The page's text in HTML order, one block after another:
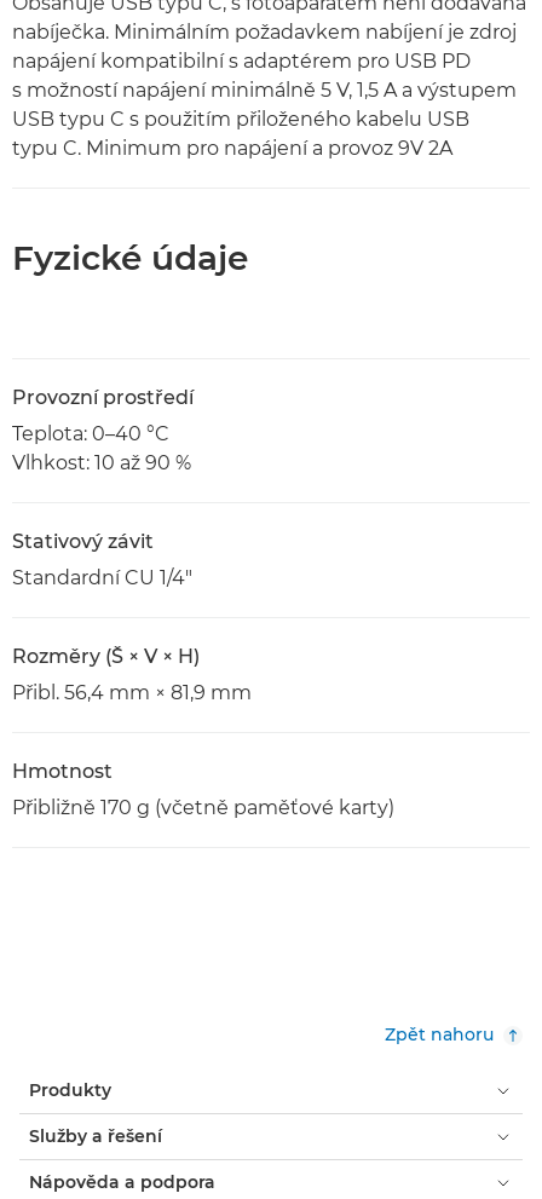
nabíječka. Minimálním požadavkem nabíjení je zdroj
napájení kompatibilní s adaptérem pro USB PD
s možností napájení minimálně 5 V, 1,5 A a výstupem
USB typu C s použitím přiloženého kabelu USB
typu C. Minimum pro napájení a provoz 9V 2A
Fyzické údaje
Provozní prostředí
Teplota: 0–40 °C
Vlhkost: 10 až 90 %
Stativový závit
Standardní CU 1/4"
Rozměry (Š × V × H)
Přibl. 56,4 mm × 81,9 mm
Hmotnost
Přibližně 170 g (včetně paměťové karty)
Zpět nahoru
Produkty
Služby a řešení
Nápověda a podpora